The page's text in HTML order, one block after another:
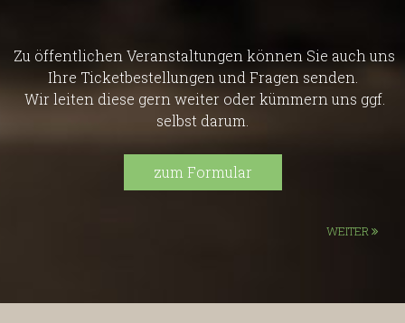
Zu öffentlichen Veranstaltungen können Sie auch uns
Ihre Ticketbestellungen und Fragen senden.
Wir leiten diese gern weiter oder kümmern uns ggf.
selbst darum.
zum Formular
WEITER